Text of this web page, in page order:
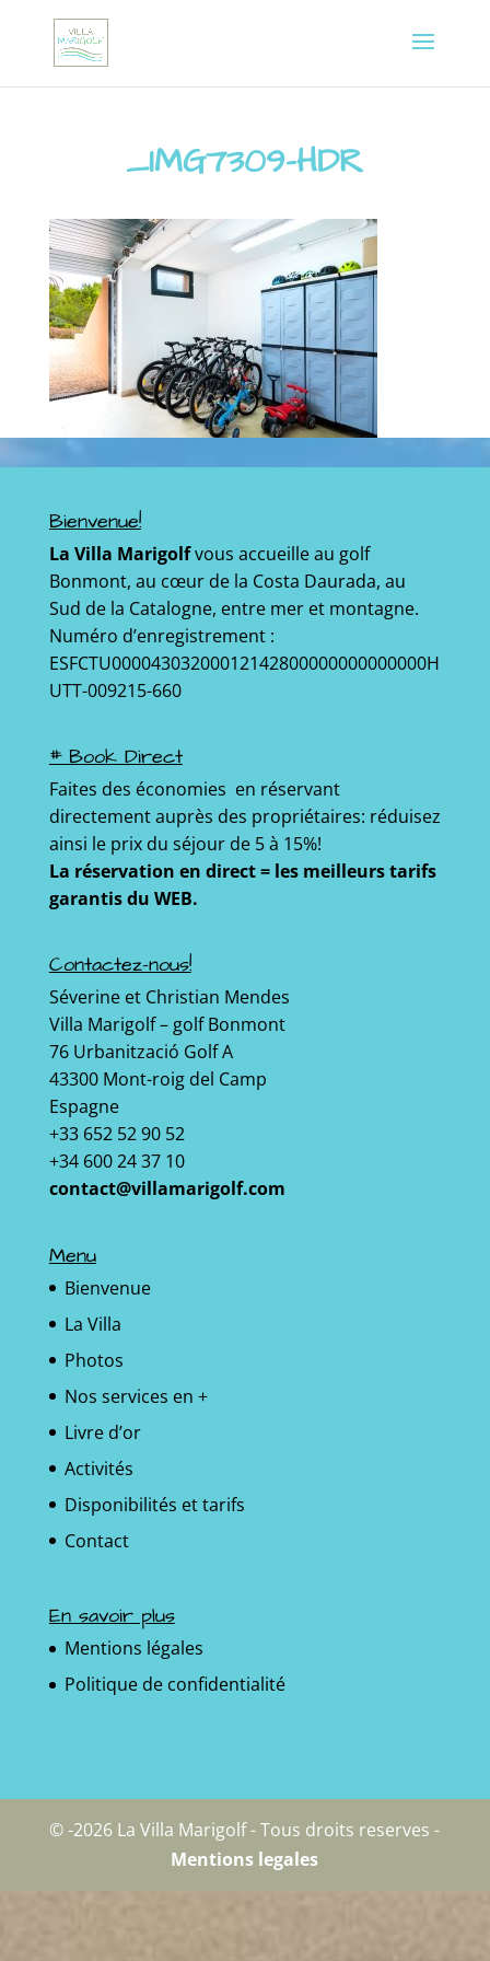
_IMG7309-HDR
Bienvenue!
La Villa Marigolfvous accueille au golf
Bonmont, au cœur de la Costa Daurada, au
Sud de la Catalogne, entre mer et montagne.
Numéro d’enregistrement :
ESFCTU00004303200012142800000000000000H
UTT-009215-660
# Book Direct
Faites des économies en réservant
directement auprès des propriétaires: réduisez
ainsi le prix du séjour de 5 à 15%!
La réservation en direct = les meilleurs tarifs
garantis du WEB.
Contactez-nous!
Séverine et Christian Mendes
Villa Marigolf – golf Bonmont
76 Urbanització Golf A
43300 Mont-roig del Camp
Espagne
+33 652 52 90 52
+34 600 24 37 10
contact@villamarigolf.com
Menu
Bienvenue
La Villa
Photos
Nos services en +
Livre d’or
Activités
Disponibilités et tarifs
Contact
En savoir plus
Mentions légales
Politique de confidentialité
© -2026 La Villa Marigolf - Tous droits reserves -
Mentions legales